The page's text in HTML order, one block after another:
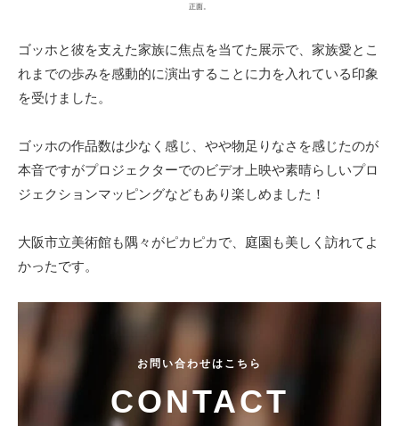
正面。
ゴッホと彼を支えた家族に焦点を当てた展示で、家族愛とこ
れまでの歩みを感動的に演出することに力を入れている印象
を受けました。
ゴッホの作品数は少なく感じ、やや物足りなさを感じたのが
本音ですがプロジェクターでのビデオ上映や素晴らしいプロ
ジェクションマッピングなどもあり楽しめました！
大阪市立美術館も隅々がピカピカで、庭園も美しく訪れてよ
かったです。
お問い合わせはこちら
CONTACT